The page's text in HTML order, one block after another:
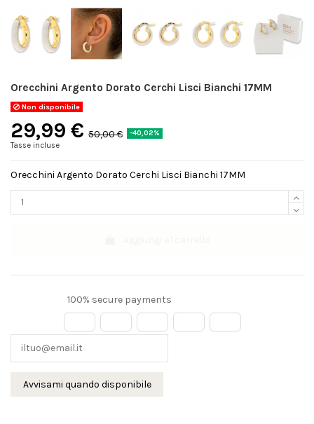
Orecchini Argento Dorato Cerchi Lisci Bianchi 17MM
Non disponibile
29,99 € 50,00 €
-40,02%
Tasse incluse
Orecchini Argento Dorato Cerchi Lisci Bianchi 17MM
100% secure payments